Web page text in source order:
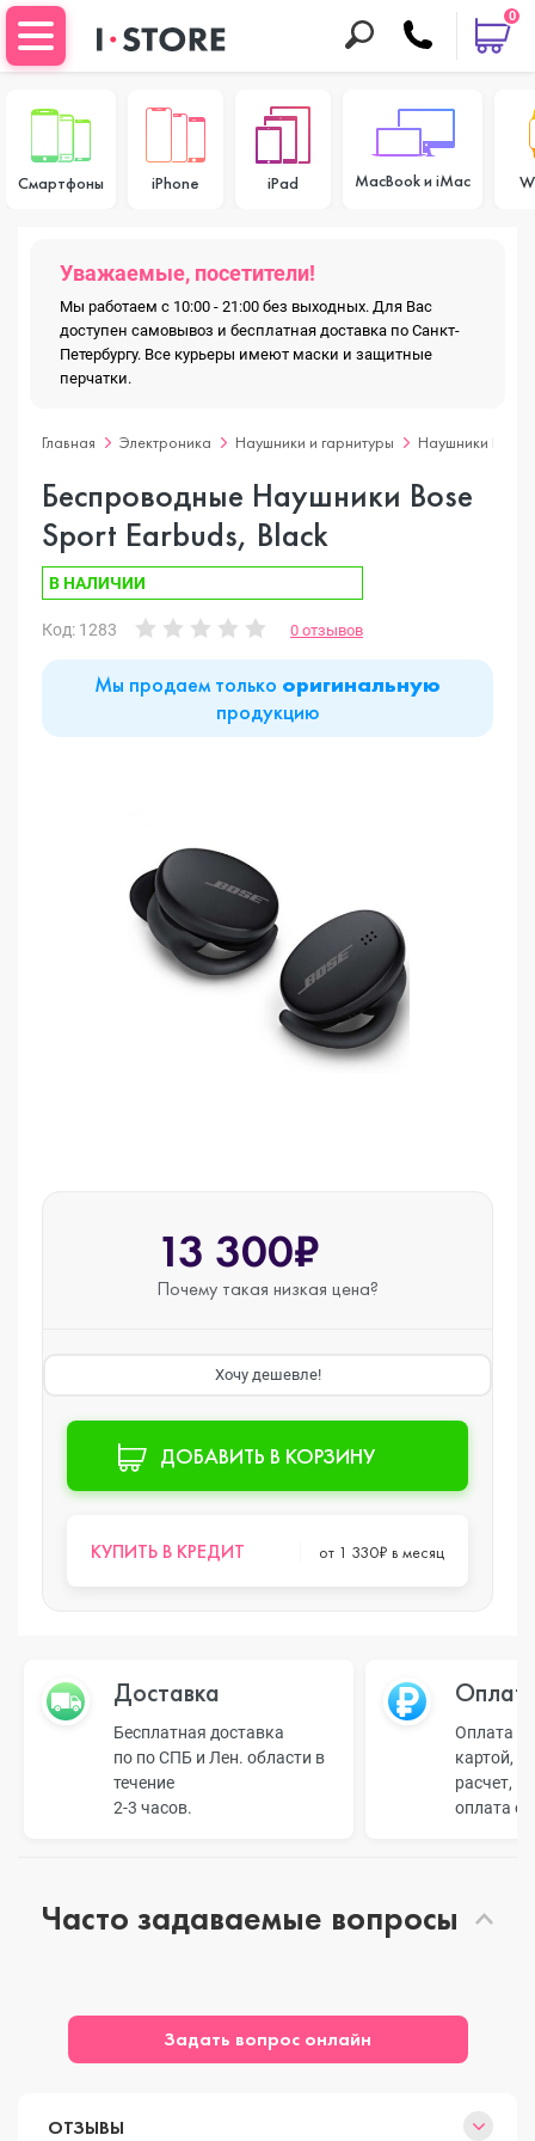
0
Смартфоны iPhone iPad MacBook и iMac
Уважаемые, посетители!
Мы работаем с 10:00 - 21:00 без выходных. Для Вас
доступен самовывоз и бесплатная доставка по Санкт-
Петербургу. Все курьеры имеют маски и защитные
перчатки.
Главная Электроника Наушники и гарнитуры Наушники Bose
Беспроводные Наушники Bose
Sport Earbuds, Black
В НАЛИЧИИ
Код: 1283 0 отзывов
Мы продаем только оригинальную
продукцию
13 300₽
Почему такая низкая цена?
Хочу дешевле!
ДОБАВИТЬ В КОРЗИНУ
КУПИТЬ В КРЕДИТ от 1 330₽ в месяц
Доставка
Бесплатная доставка
по по СПБ и Лен. области в
течение
2-3 часов.
Оплата
картой,
расчет,
оплата
Часто задаваемые вопросы
Задать вопрос онлайн
ОТЗЫВЫ